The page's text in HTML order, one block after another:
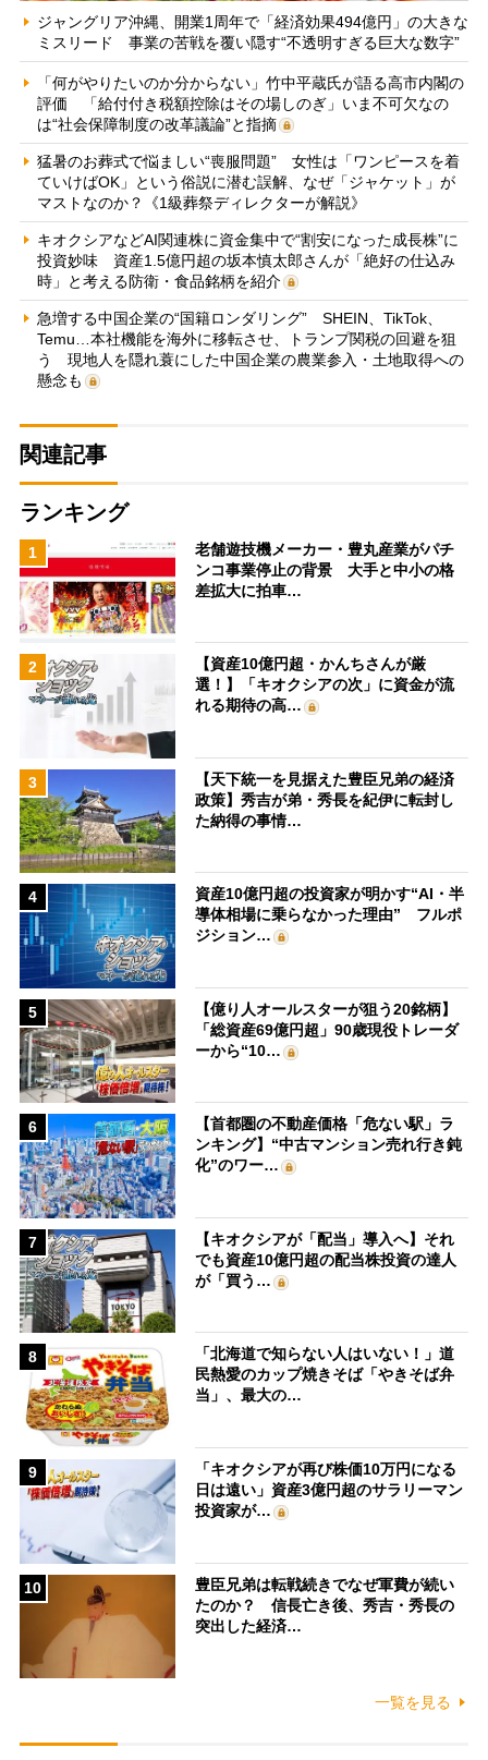
ジャングリア沖縄、開業1周年で「経済効果494億円」の大きな
ミスリード 事業の苦戦を覆い隠す“不透明すぎる巨大な数字”
「何がやりたいのか分からない」竹中平蔵氏が語る高市内閣の
評価 「給付付き税額控除はその場しのぎ」いま不可欠なの
は“社会保障制度の改革議論”と指摘
猛暑のお葬式で悩ましい“喪服問題” 女性は「ワンピースを着
ていけばOK」という俗説に潜む誤解、なぜ「ジャケット」が
マストなのか？《1級葬祭ディレクターが解説》
キオクシアなどAI関連株に資金集中で“割安になった成長株”に
投資妙味 資産1.5億円超の坂本慎太郎さんが「絶好の仕込み
時」と考える防衛・食品銘柄を紹介
急増する中国企業の“国籍ロンダリング” SHEIN、TikTok、
Temu…本社機能を海外に移転させ、トランプ関税の回避を狙
う 現地人を隠れ蓑にした中国企業の農業参入・土地取得への
懸念も
関連記事
ランキング
1
老舗遊技機メーカー・豊丸産業がパチ
ンコ事業停止の背景 大手と中小の格
差拡大に拍車…
2
【資産10億円超・かんちさんが厳
選！】「キオクシアの次」に資金が流
れる期待の高…
3
【天下統一を見据えた豊臣兄弟の経済
政策】秀吉が弟・秀長を紀伊に転封し
た納得の事情…
4
資産10億円超の投資家が明かす“AI・半
導体相場に乗らなかった理由” フルポ
ジション…
5
【億り人オールスターが狙う20銘柄】
「総資産69億円超」90歳現役トレーダ
ーから“10…
6
【首都圏の不動産価格「危ない駅」ラ
ンキング】“中古マンション売れ行き鈍
化”のワー…
7
【キオクシアが「配当」導入へ】それ
でも資産10億円超の配当株投資の達人
が「買う…
8
「北海道で知らない人はいない！」道
民熱愛のカップ焼きそば「やきそば弁
当」、最大の…
9
「キオクシアが再び株価10万円になる
日は遠い」資産3億円超のサラリーマン
投資家が…
10
豊臣兄弟は転戦続きでなぜ軍費が続い
たのか？ 信長亡き後、秀吉・秀長の
突出した経済…
一覧を見る